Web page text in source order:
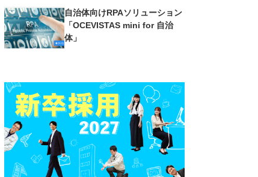
自治体向けRPAソリューション
「OCEVISTAS mini for 自治
体」